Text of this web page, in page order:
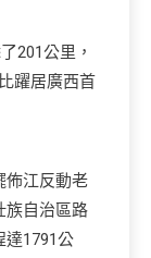
201公里，
躍居廣西首
佈江反動老
族自治區路
達1791公